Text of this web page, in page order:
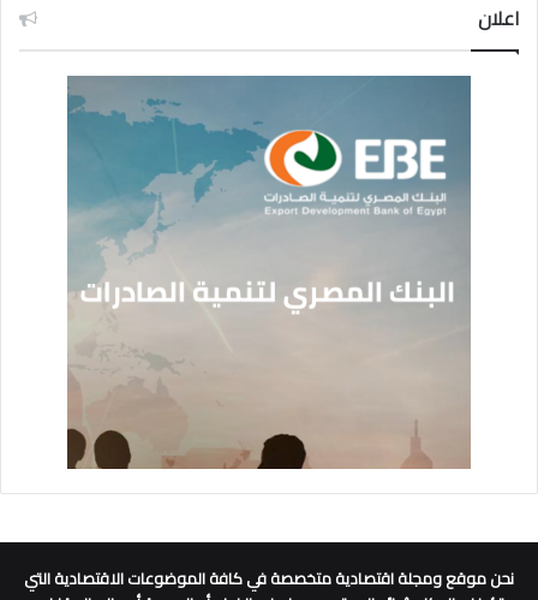
اعلان
نحن موقع ومجلة اقتصادية متخصصة في كافة الموضوعات الاقتصادية التي